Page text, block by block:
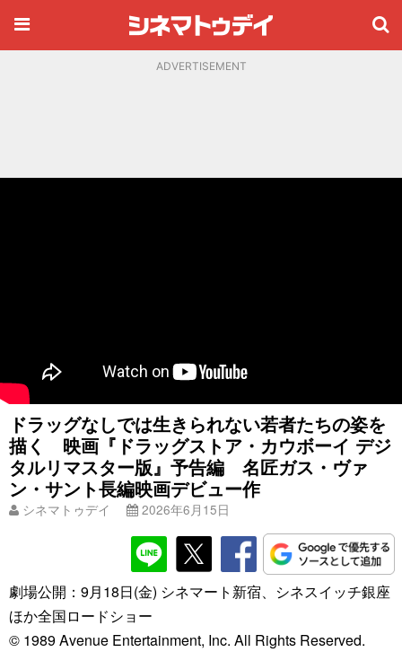
ADVERTISEMENT
ドラッグなしでは生きられない若者たちの姿を
描く 映画『ドラッグストア・カウボーイ デジ
タルリマスター版』予告編 名匠ガス・ヴァ
ン・サント長編映画デビュー作
シネマトゥデイ 2026年6月15日
劇場公開：9月18日(金) シネマート新宿、シネスイッチ銀座
ほか全国ロードショー
© 1989 Avenue Entertainment, Inc. All Rights Reserved.